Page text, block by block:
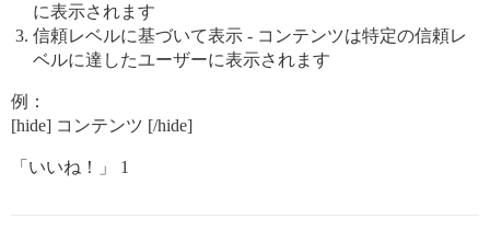
に表示されます
信頼レベルに基づいて表示 - コンテンツは特定の信頼レ
ベルに達したユーザーに表示されます
例：
[hide] コンテンツ [/hide]
「いいね！」 1